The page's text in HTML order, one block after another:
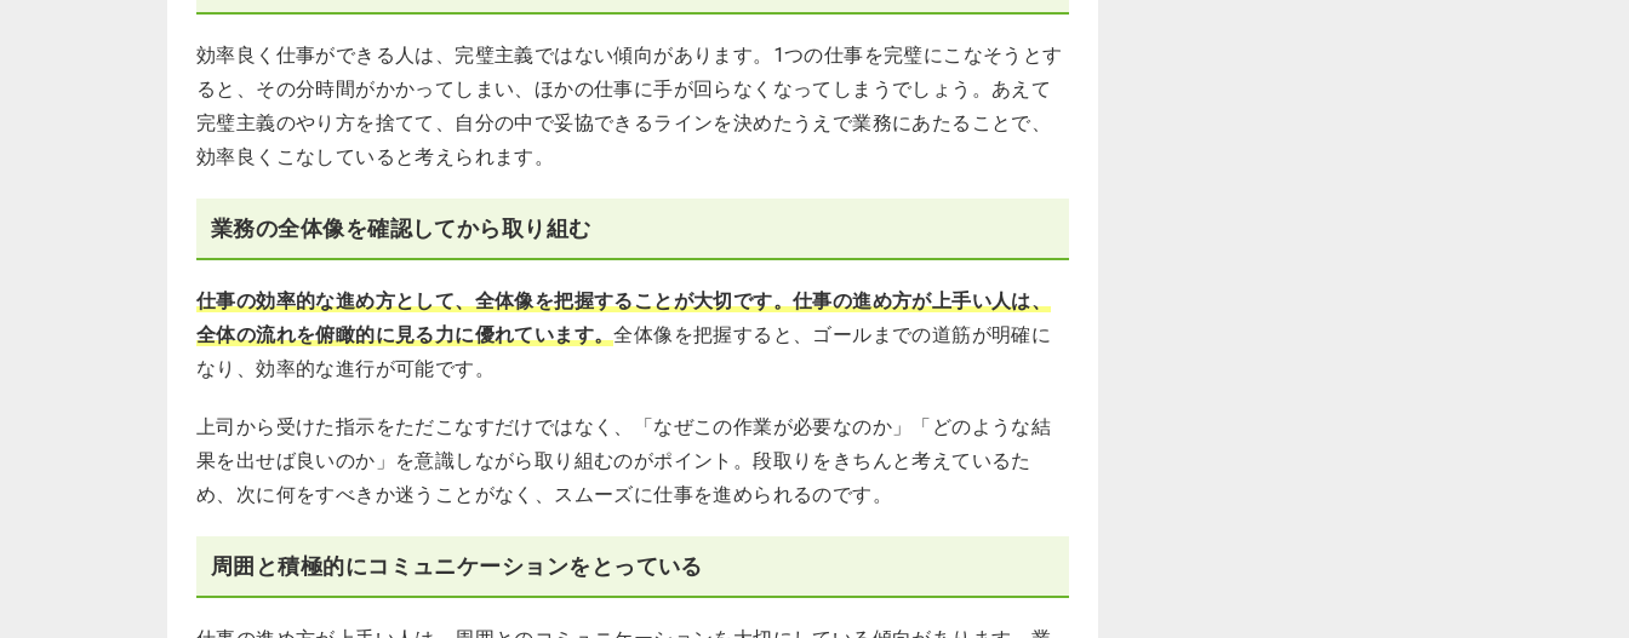
効率良く仕事ができる人は、完璧主義ではない傾向があります。1つの仕事を完璧にこなそうとす
ると、その分時間がかかってしまい、ほかの仕事に手が回らなくなってしまうでしょう。あえて
完璧主義のやり方を捨てて、自分の中で妥協できるラインを決めたうえで業務にあたることで、
効率良くこなしていると考えられます。
業務の全体像を確認してから取り組む
仕事の効率的な進め方として、全体像を把握することが大切です。仕事の進め方が上手い人は、
全体の流れを俯瞰的に見る力に優れています。全体像を把握すると、ゴールまでの道筋が明確に
なり、効率的な進行が可能です。
上司から受けた指示をただこなすだけではなく、「なぜこの作業が必要なのか」「どのような結
果を出せば良いのか」を意識しながら取り組むのがポイント。段取りをきちんと考えているた
め、次に何をすべきか迷うことがなく、スムーズに仕事を進められるのです。
周囲と積極的にコミュニケーションをとっている